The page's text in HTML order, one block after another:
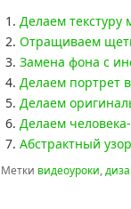
Делаем текстуру
Отращиваем
Замена фона с
Делаем портрет
Делаем
Делаем
Абстрактный
Метки видеоуроки,